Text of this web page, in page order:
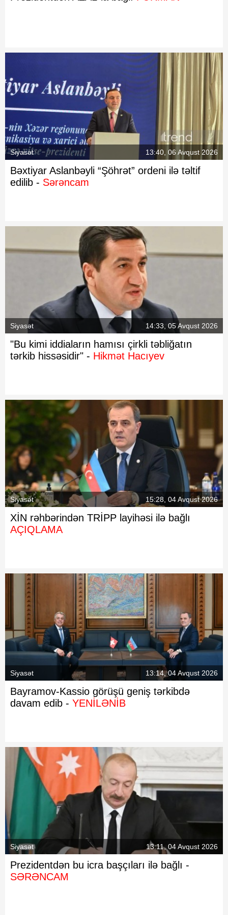
Siyasət 13:40, 06 Avqust 2026
Bəxtiyar Aslanbəyli “Şöhrət” ordeni ilə təltif
edilib - Sərəncam
Siyasət 14:33, 05 Avqust 2026
"Bu kimi iddiaların hamısı çirkli təbliğatın
tərkib hissəsidir" - Hikmət Hacıyev
Siyasət 15:28, 04 Avqust 2026
XİN rəhbərindən TRİPP layihəsi ilə bağlı
AÇIQLAMA
Siyasət 13:14, 04 Avqust 2026
Bayramov-Kassio görüşü geniş tərkibdə
davam edib - YENİLƏNİB
Siyasət 13:11, 04 Avqust 2026
Prezidentdən bu icra başçıları ilə bağlı -
SƏRƏNCAM